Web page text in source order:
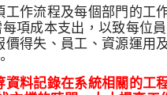
作流程及每個部門的工
項成本支出，以致每位
得失、員工、資源運用
料記錄在系統相關的工